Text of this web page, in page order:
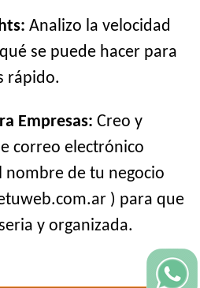
Analizo la velocidad
se puede hacer para
rápido.
Empresas: Creo y
correo electrónico
nombre de tu negocio
) para que
y organizada.